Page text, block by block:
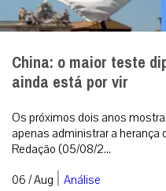
China: o maior teste
ainda está por vir
Os próximos dois anos
apenas administrar a herança
Redação (05/08/2...
06 / Aug | Análise